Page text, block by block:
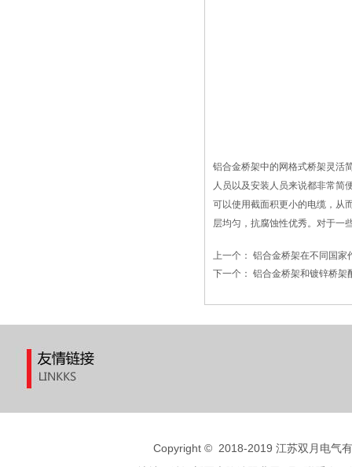
铝合金桥架中的网格式桥架灵活
人员以及安装人员来说都非常简
可以使用截面积更小的电缆，从
层均匀，抗腐蚀性优秀。对于一
上一个： 铝合金桥架在不同国家
下一个： 铝合金桥架和镀锌桥架
Copyright © 2018-2019 江苏双月电气